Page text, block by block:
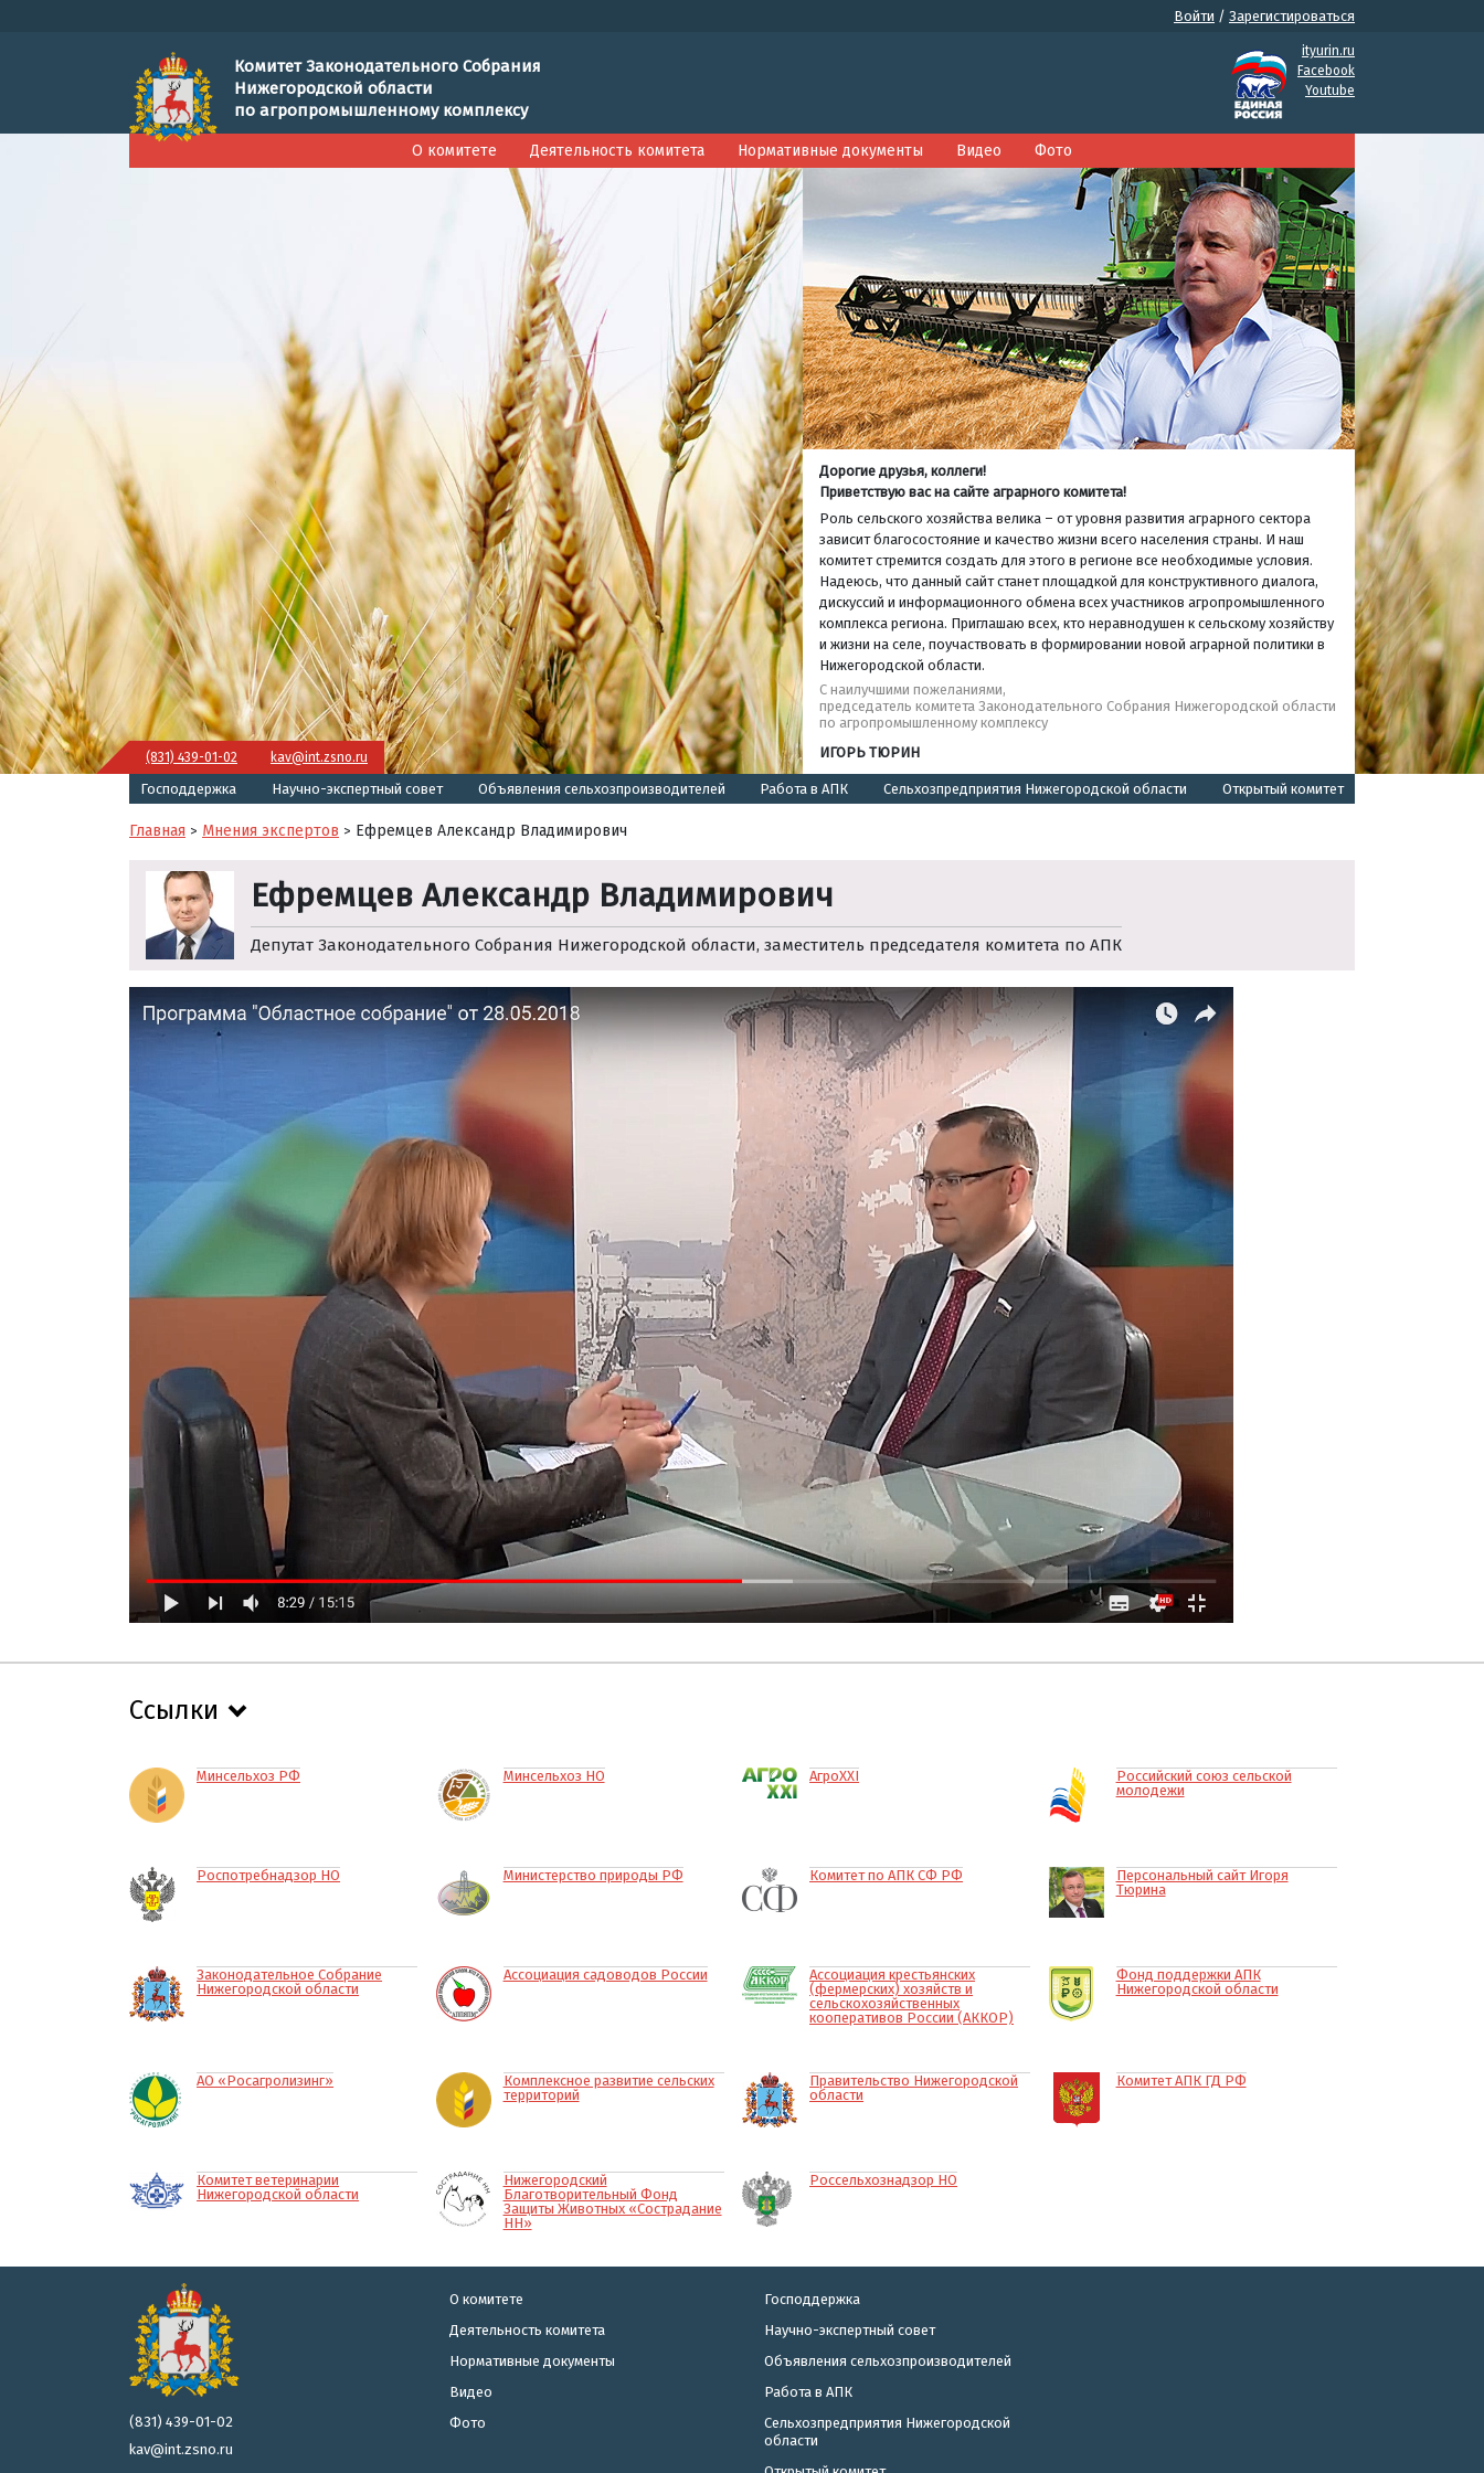
Войти / Зарегистироваться
Комитет Законодательного Собрания
Нижегородской области
по агропромышленному комплексу
ityurin.ru
Facebook
Youtube
О комитете Деятельность комитета Нормативные документы Видео Фото
Дорогие друзья, коллеги!
Приветствую вас на сайте аграрного комитета!
Роль сельского хозяйства велика – от уровня развития аграрного сектора
зависит благосостояние и качество жизни всего населения страны. И наш
комитет стремится создать для этого в регионе все необходимые условия.
Надеюсь, что данный сайт станет площадкой для конструктивного диалога,
дискуссий и информационного обмена всех участников агропромышленного
комплекса региона. Приглашаю всех, кто неравнодушен к сельскому хозяйству
и жизни на селе, поучаствовать в формировании новой аграрной политики в
Нижегородской области.
С наилучшими пожеланиями,
председатель комитета Законодательного Собрания Нижегородской области
по агропромышленному комплексу
ИГОРЬ ТЮРИН
(831) 439-01-02 kav@int.zsno.ru
Господдержка Научно-экспертный совет Объявления сельхозпроизводителей Работа в АПК Сельхозпредприятия Нижегородской области Открытый комитет
Главная > Мнения экспертов > Ефремцев Александр Владимирович
Ефремцев Александр Владимирович
Депутат Законодательного Собрания Нижегородской области, заместитель председателя комитета по АПК
Ссылки
Минсельхоз РФ Минсельхоз НО АгроXXI
Российский союз сельской
молодежи
Роспотребнадзор НО Министерство природы РФ Комитет по АПК СФ РФ
Персональный сайт Игоря
Тюрина
Законодательное Собрание
Нижегородской области
Ассоциация садоводов России
Ассоциация крестьянских
(фермерских) хозяйств и
сельскохозяйственных
кооперативов России (АККОР)
Фонд поддержки АПК
Нижегородской области
АО «Росагролизинг»
Комплексное развитие сельских
территорий
Правительство Нижегородской
области
Комитет АПК ГД РФ
Комитет ветеринарии
Нижегородской области
Нижегородский
Благотворительный Фонд
Защиты Животных «Сострадание
НН»
Россельхознадзор НО
(831) 439-01-02
kav@int.zsno.ru
О комитете
Деятельность комитета
Нормативные документы
Видео
Фото
Господдержка
Научно-экспертный совет
Объявления сельхозпроизводителей
Работа в АПК
Сельхозпредприятия Нижегородской
области